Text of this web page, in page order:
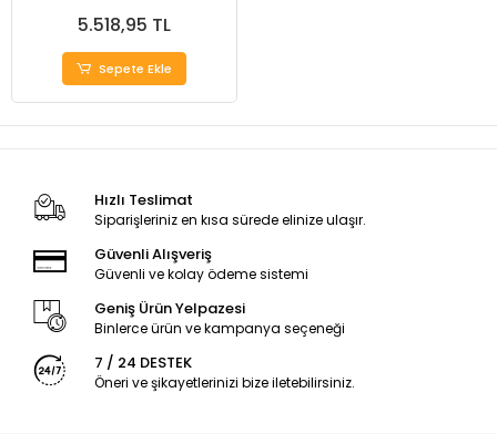
5.518,95 TL
Sepete Ekle
Hızlı Teslimat
Siparişleriniz en kısa sürede elinize ulaşır.
Güvenli Alışveriş
Güvenli ve kolay ödeme sistemi
Geniş Ürün Yelpazesi
Binlerce ürün ve kampanya seçeneği
7 / 24 DESTEK
Öneri ve şikayetlerinizi bize iletebilirsiniz.